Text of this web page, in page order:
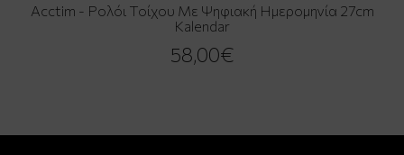
Acctim - Ρολόι Τοίχου Με Ψηφιακή Ημερομηνία 27cm
Kalendar
58,00€